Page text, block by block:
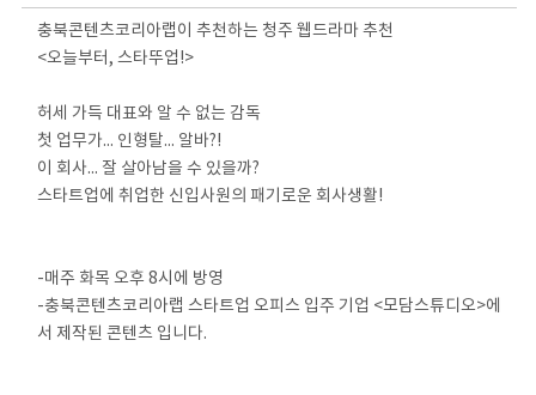
충북콘텐츠코리아랩이 추천하는 청주 웹드라마 추천
<오늘부터, 스타뚜업!>
허세 가득 대표와 알 수 없는 감독
첫 업무가... 인형탈... 알바?!
이 회사... 잘 살아남을 수 있을까?
스타트업에 취업한 신입사원의 패기로운 회사생활!
-매주 화목 오후 8시에 방영
-충북콘텐츠코리아랩 스타트업 오피스 입주 기업 <모담스튜디오>에
서 제작된 콘텐츠 입니다.